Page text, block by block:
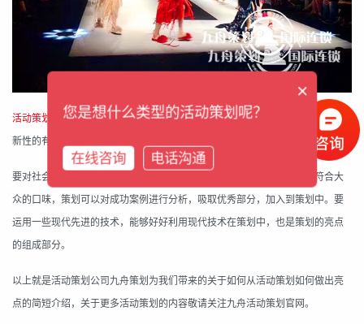
活动策划
的亮点来源于对活动主题的深刻理解，对活动目标的铭记于心，对创
新性的有效执行，所以想要策划有亮点，首先就是要做好准备工作。
要对社会流行因素进行分析，在策划中添加一些流行的东西，这样能够符合大
众的口味，策划可以对成功案例进行分析，吸取优秀部分，加入到策划中。要
运用一些现代先进的技术，能够好好利用现代技术在策划中，也是策划的亮点
的组成部分。
以上就是活动策划公司 九舟策划 为我们带来的关于如何从活动策划如何做出亮
点的简短介绍，关于更多活动策划的内容敬请关注九舟活动策划官网。
×
您是想什么类型的活动策划呢？
在线咨询 电话沟通